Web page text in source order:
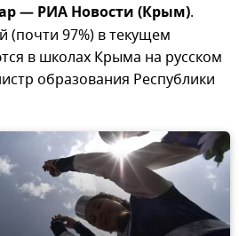
— РИА Новости (Крым).
(почти 97%) в текущем
в школах Крыма на русском
образования Республики